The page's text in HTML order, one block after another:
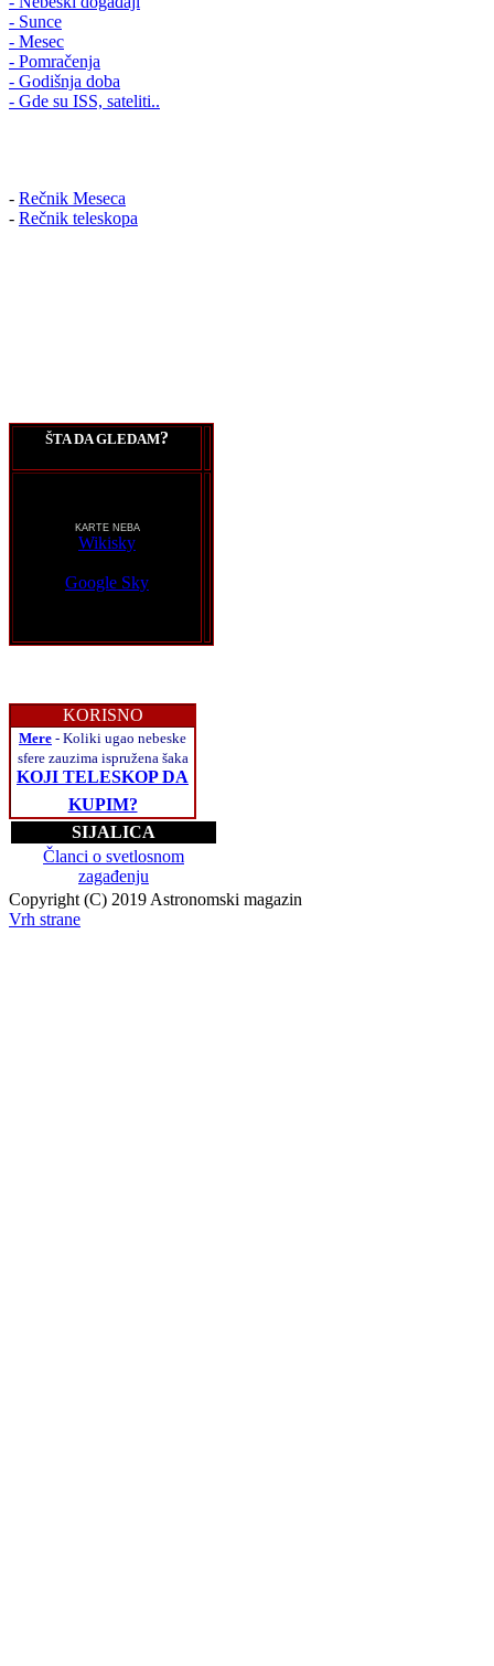
- Sunce
- Mesec
- Pomračenja
- Godišnja doba
- Gde su ISS, sateliti..
- Rečnik Meseca
- Rečnik teleskopa
ŠTA DA GLEDAM?
KARTE NEBA
Wikisky
Google Sky
KORISNO
Mere - Koliki ugao nebeske
sfere zauzima ispružena šaka
KOJI TELESKOP DA
KUPIM?
SIJALICA
Članci o svetlosnom
zagađenju
Copyright (C) 2019 Astronomski magazin
Vrh strane